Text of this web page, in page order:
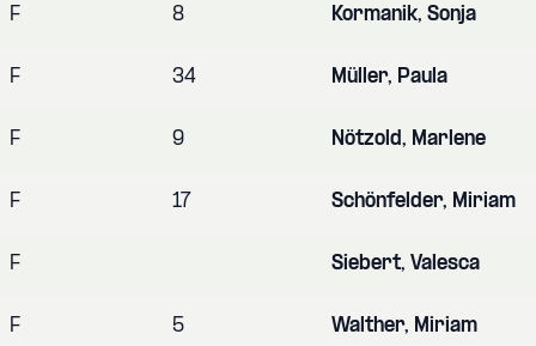
F 8 Kormanik, Sonja
F 34 Müller, Paula
F 9 Nötzold, Marlene
F 17 Schönfelder, Miriam
F Siebert, Valesca
F 5 Walther, Miriam